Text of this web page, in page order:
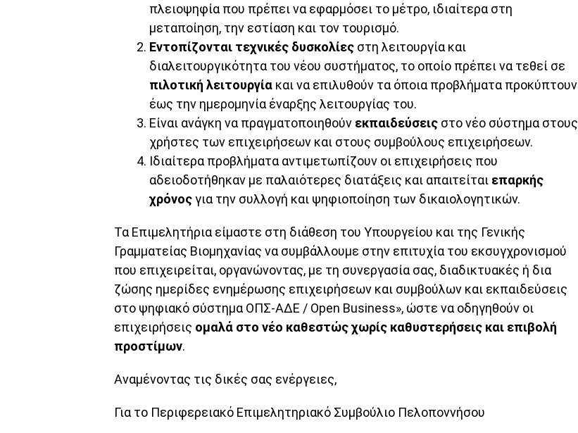
πλειοψηφία που πρέπει να εφαρμόσει το μέτρο, ιδιαίτερα στη
μεταποίηση, την εστίαση και τον τουρισμό.
Εντοπίζονται τεχνικές δυσκολίες στη λειτουργία και
διαλειτουργικότητα του νέου συστήματος, το οποίο πρέπει να τεθεί σε
πιλοτική λειτουργία και να επιλυθούν τα όποια προβλήματα προκύπτουν
έως την ημερομηνία έναρξης λειτουργίας του.
Είναι ανάγκη να πραγματοποιηθούν εκπαιδεύσεις στο νέο σύστημα στους
χρήστες των επιχειρήσεων και στους συμβούλους επιχειρήσεων.
Ιδιαίτερα προβλήματα αντιμετωπίζουν οι επιχειρήσεις που
αδειοδοτήθηκαν με παλαιότερες διατάξεις και απαιτείται επαρκής
χρόνοςγια την συλλογή και ψηφιοποίηση των δικαιολογητικών.
Τα Επιμελητήρια είμαστε στη διάθεση του Υπουργείου και της Γενικής
Γραμματείας Βιομηχανίας να συμβάλλουμε στην επιτυχία του εκσυγχρονισμού
που επιχειρείται, οργανώνοντας, με τη συνεργασία σας, διαδικτυακές ή δια
ζώσης ημερίδες ενημέρωσης επιχειρήσεων και συμβούλων και εκπαιδεύσεις
στο ψηφιακό σύστημα ΟΠΣ-ΑΔΕ / Open Business», ώστε να οδηγηθούν οι
επιχειρήσεις ομαλά στο νέο καθεστώς χωρίς καθυστερήσεις και επιβολή
προστίμων.
Αναμένοντας τις δικές σας ενέργειες,
Για το Περιφερειακό Επιμελητηριακό Συμβούλιο Πελοποννήσου